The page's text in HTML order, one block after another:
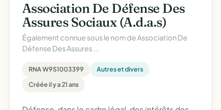
Association De Défense Des
Assures Sociaux (A.d.a.s)
Également connue sous le nom deAssociation De
Défense Des Assures ...
RNA W9S1003399
Autres et divers
Créée il y a 21 ans